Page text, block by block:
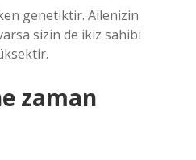
genetiktir. Ailenizin
sizin de ikiz sahibi
zaman